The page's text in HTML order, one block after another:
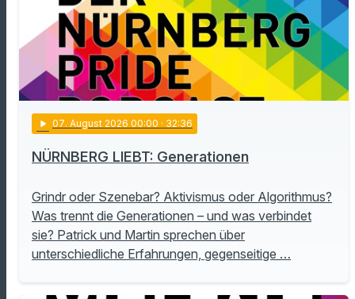
play_arrow 07. August 2026 00:00 · 32:36
NÜRNBERG LIEBT: Generationen
Grindr oder Szenebar? Aktivismus oder Algorithmus?
Was trennt die Generationen – und was verbindet
sie? Patrick und Martin sprechen über
unterschiedliche Erfahrungen, gegenseitige …